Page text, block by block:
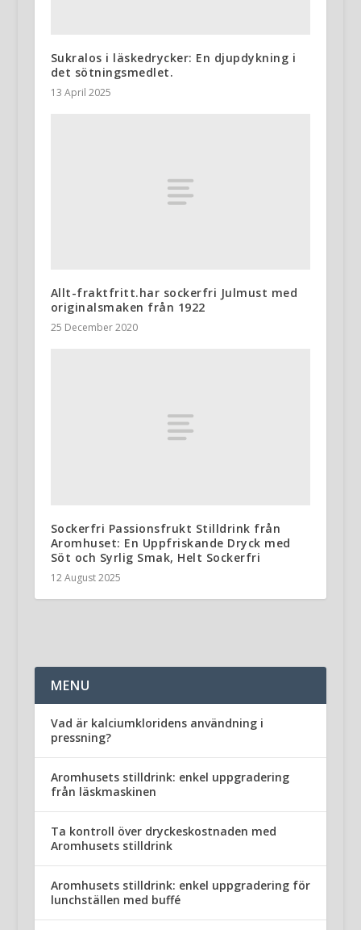
Sukralos i läskedrycker: En djupdykning i
det sötningsmedlet.
13 April 2025
Allt-fraktfritt.har sockerfri Julmust med
originalsmaken från 1922
25 December 2020
Sockerfri Passionsfrukt Stilldrink från
Aromhuset: En Uppfriskande Dryck med
Söt och Syrlig Smak, Helt Sockerfri
12 August 2025
MENU
Vad är kalciumkloridens användning i
pressning?
Aromhusets stilldrink: enkel uppgradering
från läskmaskinen
Ta kontroll över dryckeskostnaden med
Aromhusets stilldrink
Aromhusets stilldrink: enkel uppgradering för
lunchställen med buffé